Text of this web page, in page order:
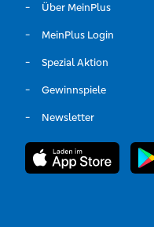
Über MeinPlus
MeinPlus Login
Spezial Aktion
Gewinnspiele
Newsletter